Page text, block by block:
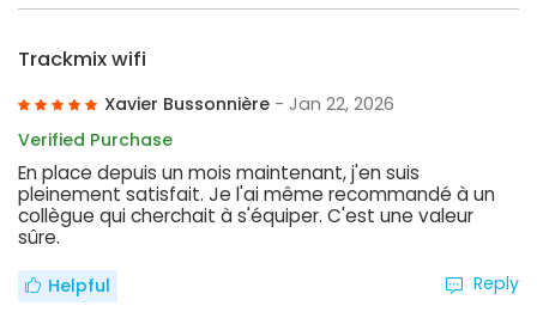
Trackmix wifi
Xavier Bussonnière - Jan 22, 2026
Verified Purchase
En place depuis un mois maintenant, j'en suis
pleinement satisfait. Je l'ai même recommandé à un
collègue qui cherchait à s'équiper. C'est une valeur
sûre.
Helpful Reply